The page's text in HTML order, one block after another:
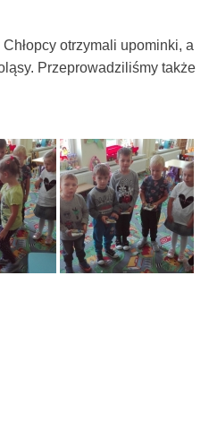
otrzymali upominki, a
Przeprowadziliśmy także